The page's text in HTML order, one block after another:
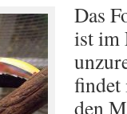
Das
ist im
findet
den